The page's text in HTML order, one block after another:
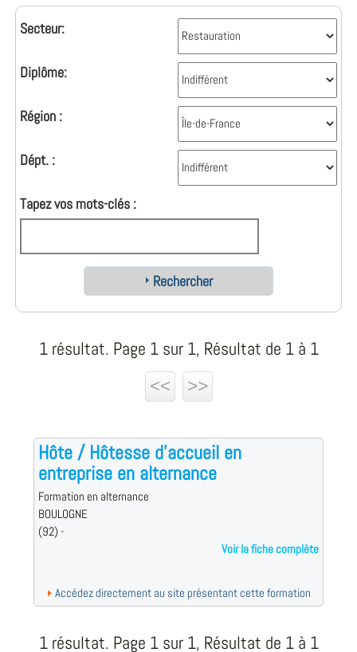
Secteur:
Diplôme:
Région :
Dépt. :
Tapez vos mots-clés :
Rechercher
1 résultat. Page 1 sur 1, Résultat de 1 à 1
<<
>>
Hôte / Hôtesse d'accueil en
entreprise en alternance
Formation en alternance
BOULOGNE
(92) -
Voir la fiche complète
Accédez directement au site présentant cette formation
1 résultat. Page 1 sur 1, Résultat de 1 à 1